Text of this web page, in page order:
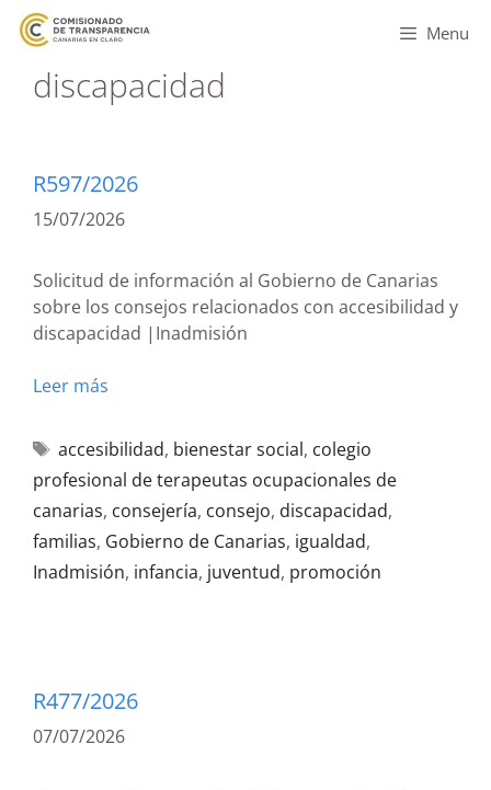
Menu
discapacidad
R597/2026
15/07/2026
Solicitud de información al Gobierno de Canarias
sobre los consejos relacionados con accesibilidad y
discapacidad |Inadmisión
Leer más
accesibilidad, bienestar social, colegio
profesional de terapeutas ocupacionales de
canarias, consejería, consejo, discapacidad,
familias, Gobierno de Canarias, igualdad,
Inadmisión, infancia, juventud, promoción
R477/2026
07/07/2026